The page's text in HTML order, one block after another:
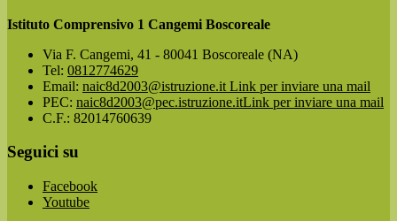
Istituto Comprensivo 1 Cangemi Boscoreale
Via F. Cangemi, 41 - 80041 Boscoreale (NA)
Tel: 0812774629
Email: naic8d2003@istruzione.it Link per inviare una mail
PEC: naic8d2003@pec.istruzione.itLink per inviare una mail
C.F.: 82014760639
Seguici su
Facebook
Youtube